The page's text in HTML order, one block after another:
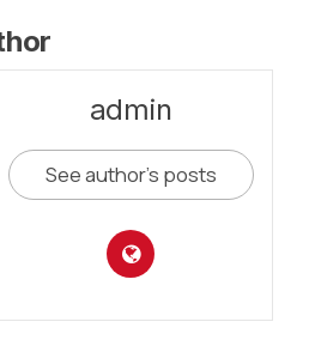
admin
See author's posts